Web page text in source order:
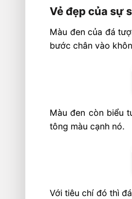
Những vị trí
Thông số
Độ dày tiêu
Nhà máy
Nhà phân
Vẻ đẹp của sự
Màu đen của đá
bước chân vào
Màu đen còn biểu
tông màu cạnh nó.
Với tiêu chí đó thì